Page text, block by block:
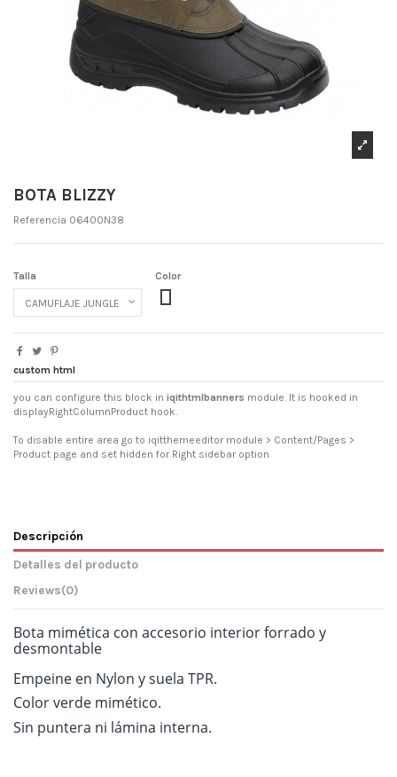
BOTA BLIZZY
Referencia 06400N38
Talla
Color
46
custom html
you can configure this block in iqithtmlbanners module. It is hooked in
displayRightColumnProduct hook.
To disable entire area go to iqitthemeeditor module > Content/Pages >
Product page and set hidden for Right sidebar option
Descripción
Detalles del producto
Reviews(0)
Bota mimética con accesorio interior forrado y
desmontable
Empeine en Nylon y suela TPR.
Color verde mimético.
Sin puntera ni lámina interna.